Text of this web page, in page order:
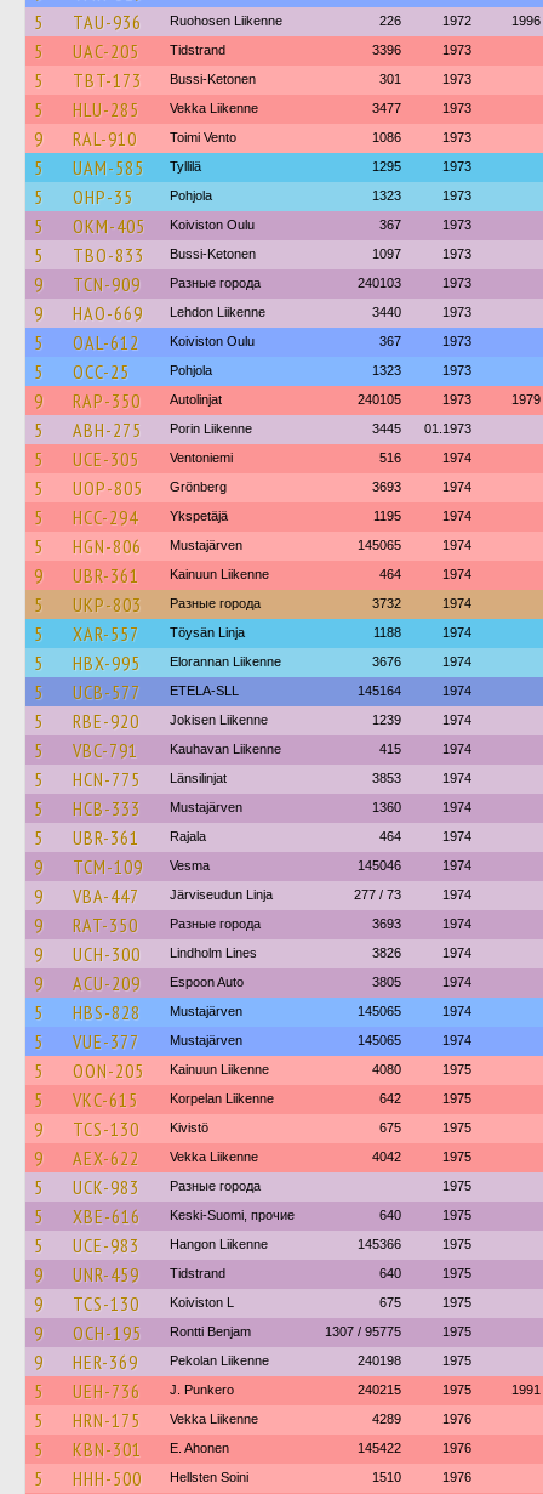
5 TAU-936 Ruohosen Liikenne 226 1972 1996
5 UAC-205 Tidstrand 3396 1973
5 TBT-173 Bussi-Ketonen 301 1973
5 HLU-285 Vekka Liikenne 3477 1973
9 RAL-910 Toimi Vento 1086 1973
5 UAM-585 Tyllilä 1295 1973
5 OHP-35 Pohjola 1323 1973
5 OKM-405 Koiviston Oulu 367 1973
5 TBO-833 Bussi-Ketonen 1097 1973
9 TCN-909 Разные города 240103 1973
9 HAO-669 Lehdon Liikenne 3440 1973
5 OAL-612 Koiviston Oulu 367 1973
5 OCC-25 Pohjola 1323 1973
9 RAP-350 Autolinjat 240105 1973 1979
5 ABH-275 Porin Liikenne 3445 01.1973
5 UCE-305 Ventoniemi 516 1974
5 UOP-805 Grönberg 3693 1974
5 HCC-294 Ykspetäjä 1195 1974
5 HGN-806 Mustajärven 145065 1974
9 UBR-361 Kainuun Liikenne 464 1974
5 UKP-803 Разные города 3732 1974
5 XAR-557 Töysän Linja 1188 1974
5 HBX-995 Elorannan Liikenne 3676 1974
5 UCB-577 ETELA-SLL 145164 1974
5 RBE-920 Jokisen Liikenne 1239 1974
5 VBC-791 Kauhavan Liikenne 415 1974
5 HCN-775 Länsilinjat 3853 1974
5 HCB-333 Mustajärven 1360 1974
5 UBR-361 Rajala 464 1974
9 TCM-109 Vesma 145046 1974
9 VBA-447 Järviseudun Linja 277 / 73 1974
9 RAT-350 Разные города 3693 1974
9 UCH-300 Lindholm Lines 3826 1974
9 ACU-209 Espoon Auto 3805 1974
5 HBS-828 Mustajärven 145065 1974
5 VUE-377 Mustajärven 145065 1974
5 OON-205 Kainuun Liikenne 4080 1975
5 VKC-615 Korpelan Liikenne 642 1975
9 TCS-130 Kivistö 675 1975
9 AEX-622 Vekka Liikenne 4042 1975
5 UCK-983 Разные города 1975
5 XBE-616 Keski-Suomi, прочие 640 1975
5 UCE-983 Hangon Liikenne 145366 1975
9 UNR-459 Tidstrand 640 1975
9 TCS-130 Koiviston L 675 1975
9 OCH-195 Rontti Benjam 1307 / 95775 1975
9 HER-369 Pekolan Liikenne 240198 1975
5 UEH-736 J. Punkero 240215 1975 1991
5 HRN-175 Vekka Liikenne 4289 1976
5 KBN-301 E. Ahonen 145422 1976
5 HHH-500 Hellsten Soini 1510 1976